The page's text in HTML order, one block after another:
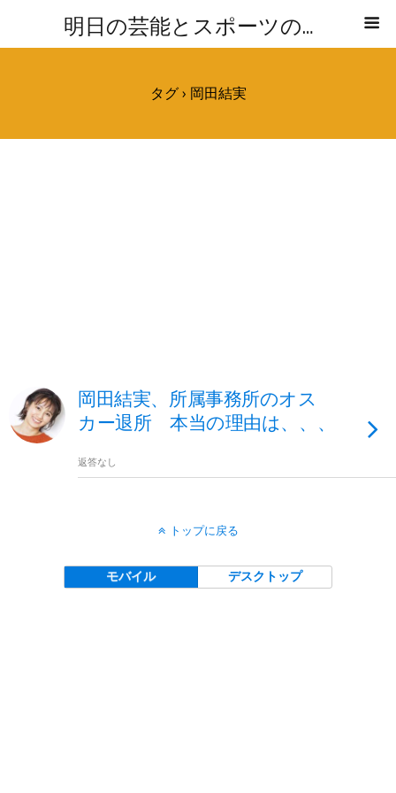
明日の芸能とスポーツの気になる話題レポ
タグ › 岡田結実
岡田結実、所属事務所のオス
カー退所 本当の理由は、、、
返答なし
トップに戻る
モバイル デスクトップ